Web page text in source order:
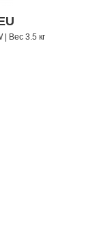
| Вес 3.5 кг